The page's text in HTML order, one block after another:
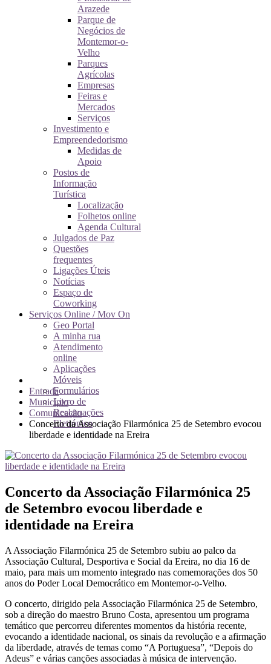
Arazede
Parque de
Negócios de
Montemor-o-
Velho
Parques
Agrícolas
Empresas
Feiras e
Mercados
Serviços
Investimento e
Empreendedorismo
Medidas de
Apoio
Postos de
Informação
Turística
Localização
Folhetos online
Agenda Cultural
Julgados de Paz
Questões
frequentes
Ligações Úteis
Notícias
Espaço de
Coworking
Serviços Online / Mov On
Geo Portal
A minha rua
Atendimento
online
Aplicações
Móveis
Formulários
Livro de
Reclamações
Eletrónico
Entrada
Município
Comunicação
Concerto da Associação Filarmónica 25 de Setembro evocou
liberdade e identidade na Ereira
Concerto da Associação Filarmónica 25
de Setembro evocou liberdade e
identidade na Ereira
A Associação Filarmónica 25 de Setembro subiu ao palco da
Associação Cultural, Desportiva e Social da Ereira, no dia 16 de
maio, para mais um momento integrado nas comemorações dos 50
anos do Poder Local Democrático em Montemor-o-Velho.
O concerto, dirigido pela Associação Filarmónica 25 de Setembro,
sob a direção do maestro Bruno Costa, apresentou um programa
temático que percorreu diferentes momentos da história recente,
evocando a identidade nacional, os sinais da revolução e a afirmação
da liberdade, através de temas como “A Portuguesa”, “Depois do
Adeus” e várias canções associadas à música de intervenção.